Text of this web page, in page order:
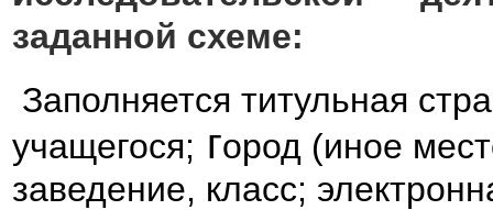
заданной схеме:
Заполняется титульная
учащегося; город (иное
заведение, класс; э